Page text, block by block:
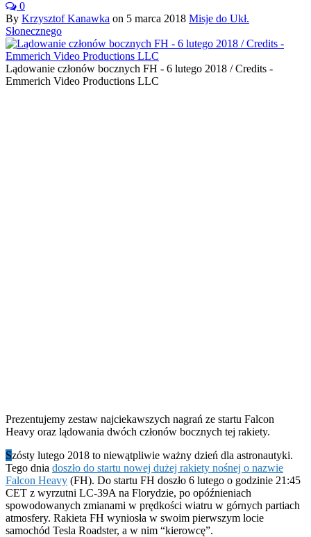
0
By Krzysztof Kanawka on 5 marca 2018 Misje do Ukł.
Słonecznego
Lądowanie członów bocznych FH - 6 lutego 2018 / Credits -
Emmerich Video Productions LLC
Prezentujemy zestaw najciekawszych nagrań ze startu Falcon
Heavy oraz lądowania dwóch członów bocznych tej rakiety.
Szósty lutego 2018 to niewątpliwie ważny dzień dla astronautyki.
Tego dnia doszło do startu nowej dużej rakiety nośnej o nazwie
Falcon Heavy (FH). Do startu FH doszło 6 lutego o godzinie 21:45
CET z wyrzutni LC-39A na Florydzie, po opóźnieniach
spowodowanych zmianami w prędkości wiatru w górnych partiach
atmosfery. Rakieta FH wyniosła w swoim pierwszym locie
samochód Tesla Roadster, a w nim “kierowcę”.